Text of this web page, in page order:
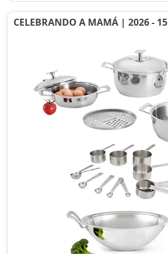
CELEBRANDO A MAMÁ | 2026 - 15